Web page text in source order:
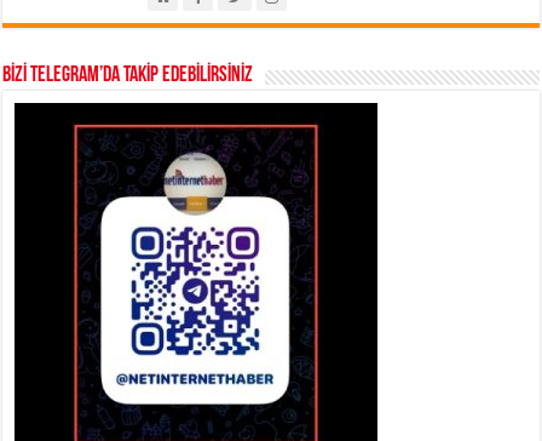
BİZİ TELEGRAM’DA TAKİP EDEBİLİRSİNİZ